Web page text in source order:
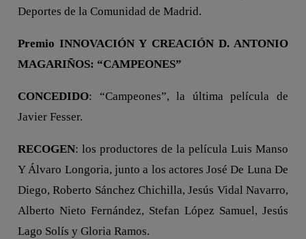
Deportes de la Comunidad de Madrid.
Premio INNOVACIÓN Y CREACIÓN D. ANTONIO
MAGARIÑOS: “CAMPEONES”
CONCEDIDO: “Campeones”, la última película de
Javier Fesser.
RECOGEN: los productores de la película Luis Manso
Y Álvaro Longoria, junto a los actores José De Luna De
Diego, Roberto Sánchez Chichilla, Jesús Vidal Navarro,
Alberto Nieto Fernández, Stefan López Samuel, Jesús
Lago Solís y Gloria Ramos.